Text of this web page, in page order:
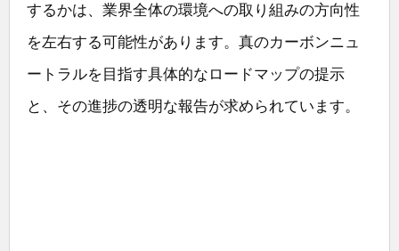
するかは、業界全体の環境への取り組みの方向性
を左右する可能性があります。真のカーボンニュ
ートラルを目指す具体的なロードマップの提示
と、その進捗の透明な報告が求められています。